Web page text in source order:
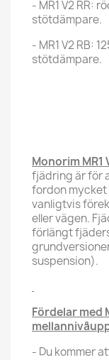
- MR1 V2 RR:
stötdämpare.
- MR1 V2 RB:
stötdämpare.
Monorim MR1
fjädring är för
fordon
vanligtvis
eller vägen.
förlängt
suspension).
Fördelar med
- Du kommer